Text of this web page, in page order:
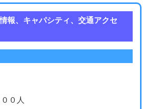
報、キャパシティ、交通アクセ
０人